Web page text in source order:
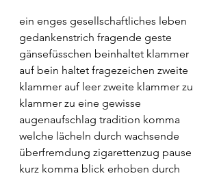
ein enges gesellschaftliches leben
gedankenstrich fragende geste
gänsefüsschen beinhaltet klammer
auf bein haltet fragezeichen zweite
klammer auf leer zweite klammer zu
klammer zu eine gewisse
augenaufschlag tradition komma
welche lächeln durch wachsende
überfremdung zigarettenzug pause
kurz komma blick erhoben durch